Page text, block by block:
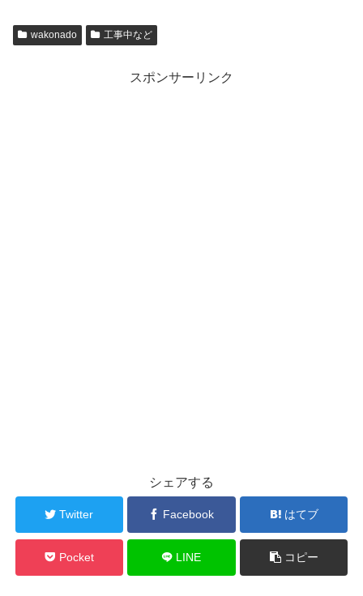
wakonado 工事中など
スポンサーリンク
シェアする
Twitter Facebook はてブ
Pocket LINE コピー